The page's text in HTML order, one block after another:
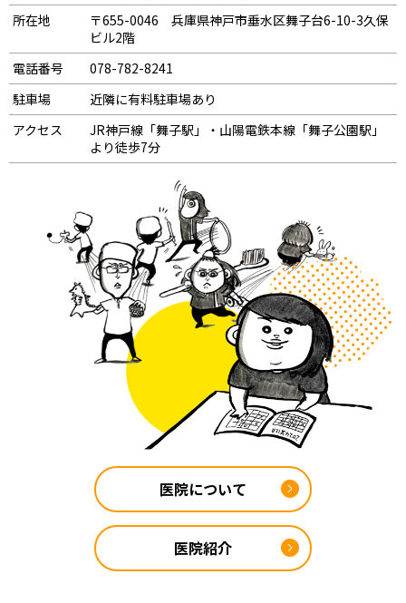
所在地
〒655-0046 兵庫県神戸市垂水区舞子台6-10-3久保
ビル2階
電話番号
078-782-8241
駐車場
近隣に有料駐車場あり
アクセス
JR神戸線「舞子駅」・山陽電鉄本線「舞子公園駅」
より徒歩7分
医院について
医院紹介